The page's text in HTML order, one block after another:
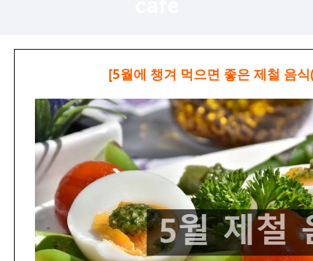
게
게
[5월에 챙겨 먹으면 좋은 제철 음